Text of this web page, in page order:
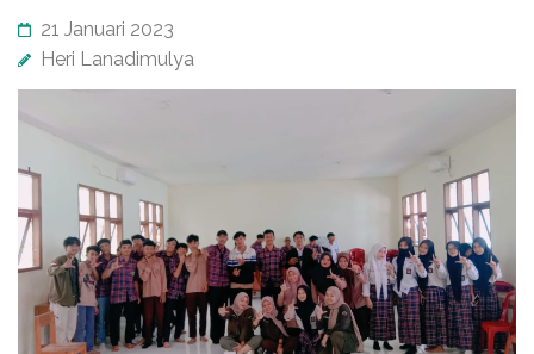
21 Januari 2023
Heri Lanadimulya